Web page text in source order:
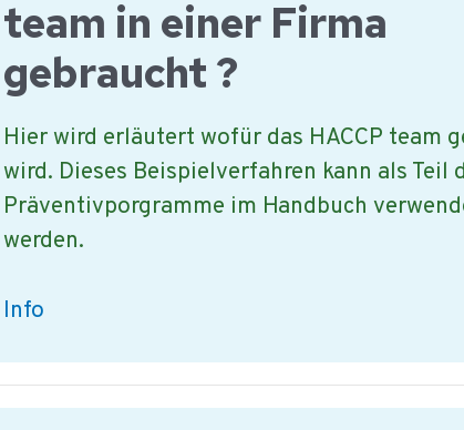
team in einer Firma
gebraucht ?
Hier wird erläutert wofür das HACCP team
wird. Dieses Beispielverfahren kann als Teil
Präventivporgramme im Handbuch
werden.
Wofür
das
HACCP
Info